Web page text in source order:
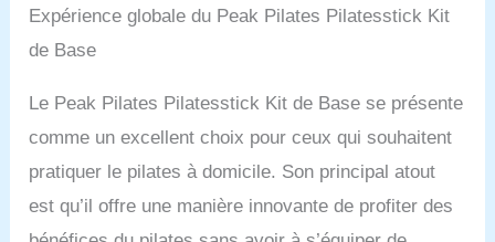
élégant et (1) un poster
Expérience globale du Peak Pilates Pilatesstick Kit
de Base
Le Peak Pilates Pilatesstick Kit de Base se présente
comme un excellent choix pour ceux qui souhaitent
pratiquer le pilates à domicile. Son principal atout
est qu’il offre une manière innovante de profiter des